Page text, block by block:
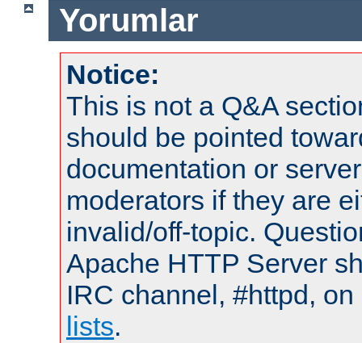
Yorumlar
Notice:
This is not a Q&A
should be pointed
documentation or
moderators if they are
invalid/off-topic.
Apache HTTP Server
IRC channel, #httpd,
lists.